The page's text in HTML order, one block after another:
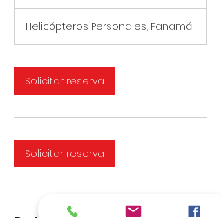
Helicópteros Personales, Panamá
Solicitar reserva
Solicitar reserva